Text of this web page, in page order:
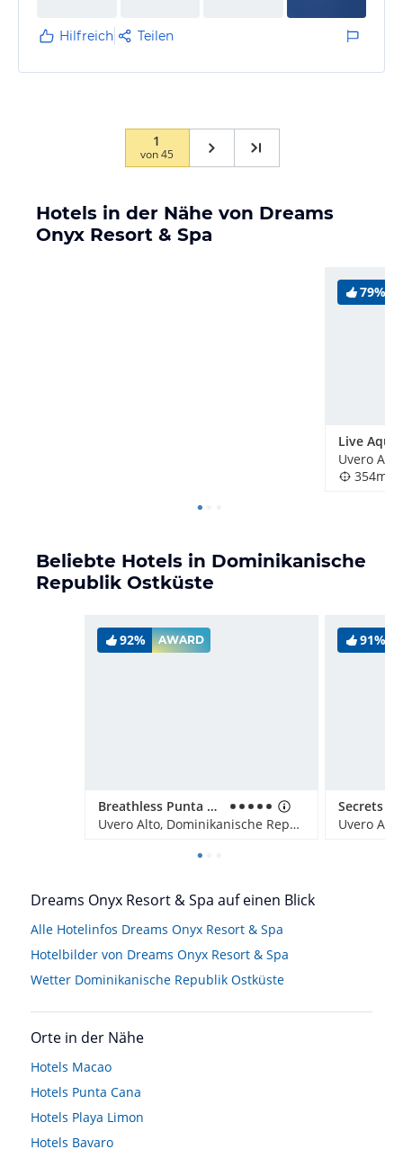
Hilfreich Teilen
1
von45
Hotels in der Nähe von Dreams
Onyx Resort & Spa
79%
354m
Beliebte Hotels in Dominikanische
Republik Ostküste
92% AWARD
Breathless Punta Cana Resort & Spa
Uvero Alto, Dominikanische Republik
91%
Dreams Onyx Resort & Spa auf einen Blick
Alle Hotelinfos Dreams Onyx Resort & Spa
Hotelbilder von Dreams Onyx Resort & Spa
Wetter Dominikanische Republik Ostküste
Orte in der Nähe
Hotels Macao
Hotels Punta Cana
Hotels Playa Limon
Hotels Bavaro